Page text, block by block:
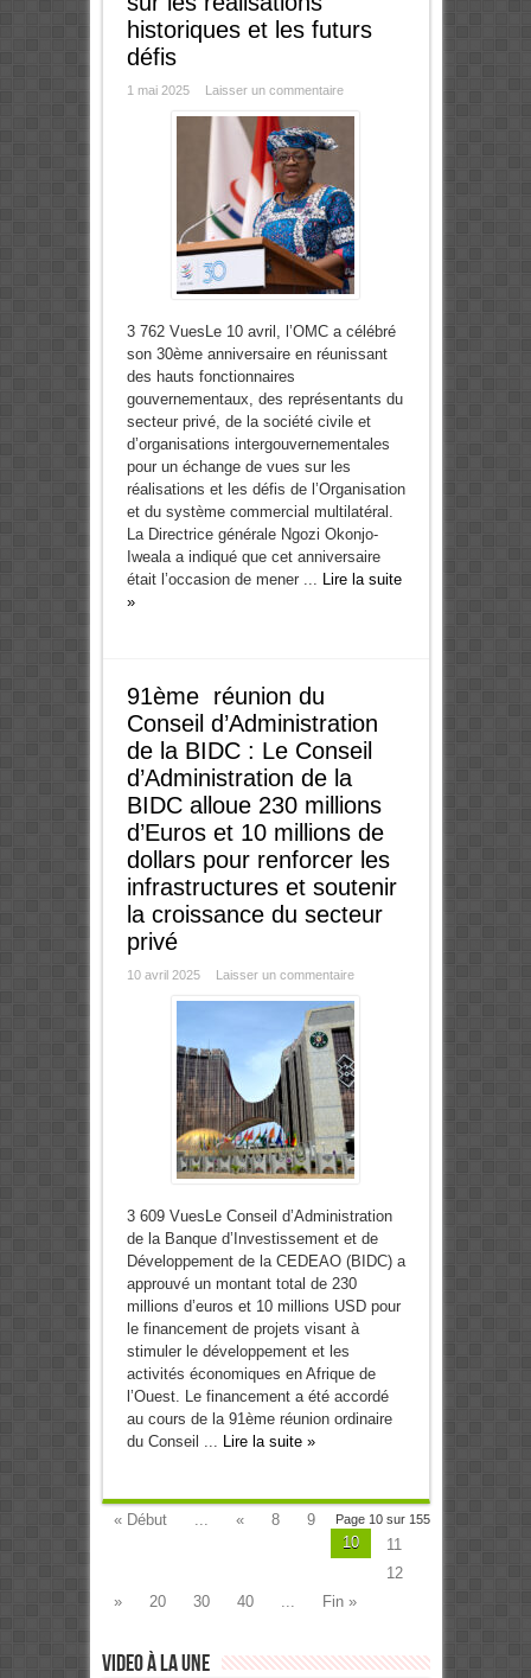
historiques et les futurs
défis
1 mai 2025 Laisser un commentaire
3 762 VuesLe 10 avril, l’OMC a célébré
son 30ème anniversaire en réunissant
des hauts fonctionnaires
gouvernementaux, des représentants du
secteur privé, de la société civile et
d’organisations intergouvernementales
pour un échange de vues sur les
réalisations et les défis de l’Organisation
et du système commercial multilatéral.
La Directrice générale Ngozi Okonjo-
Iweala a indiqué que cet anniversaire
était l’occasion de mener ... Lire la suite
»
91ème réunion du
Conseil d’Administration
de la BIDC : Le Conseil
d’Administration de la
BIDC alloue 230 millions
d’Euros et 10 millions de
dollars pour renforcer les
infrastructures et soutenir
la croissance du secteur
privé
10 avril 2025 Laisser un commentaire
3 609 VuesLe Conseil d’Administration
de la Banque d’Investissement et de
Développement de la CEDEAO (BIDC) a
approuvé un montant total de 230
millions d’euros et 10 millions USD pour
le financement de projets visant à
stimuler le développement et les
activités économiques en Afrique de
l’Ouest. Le financement a été accordé
au cours de la 91ème réunion ordinaire
du Conseil ... Lire la suite »
Page 10 sur 155
« Début ... « 8
9
10
11
12
»
20 30 40 ... Fin »
Video à la Une